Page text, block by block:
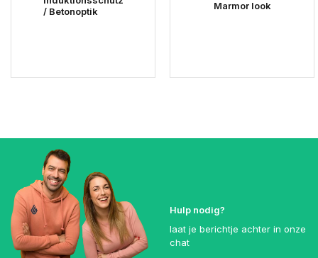
/ Betonoptik
Marmor look
Hulp nodig?
laat je berichtje achter in onze
chat